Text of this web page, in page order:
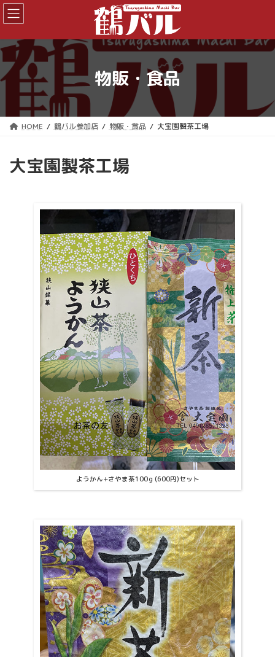
コ
ン
ン
ツ
ス
プ
ナ
ビ
ー
シ
ン
動
物販・食品
HOME 鶴バル参加店 物販・食品 大宝園製茶工場
大宝園製茶工場
ようかん+さやま茶100ｇ(600円)セット